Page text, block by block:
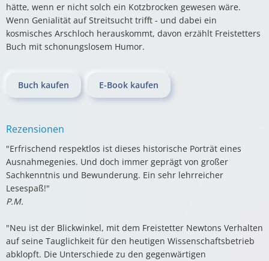
hätte, wenn er nicht solch ein Kotzbrocken gewesen wäre.
Wenn Genialität auf Streitsucht trifft - und dabei ein
kosmisches Arschloch herauskommt, davon erzählt Freistetters
Buch mit schonungslosem Humor.
Buch kaufen E-Book kaufen
Rezensionen
"Erfrischend respektlos ist dieses historische Porträt eines
Ausnahmegenies. Und doch immer geprägt von großer
Sachkenntnis und Bewunderung. Ein sehr lehrreicher
Lesespaß!"
P.M.
"Neu ist der Blickwinkel, mit dem Freistetter Newtons Verhalten
auf seine Tauglichkeit für den heutigen Wissenschaftsbetrieb
abklopft. Die Unterschiede zu den gegenwärtigen